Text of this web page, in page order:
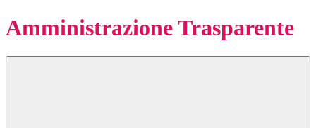
Amministrazione Trasparente